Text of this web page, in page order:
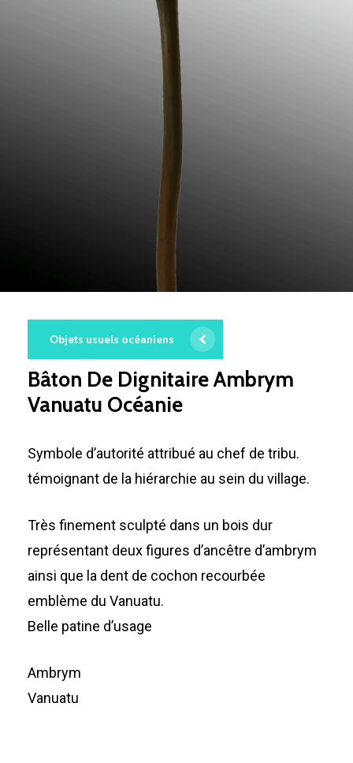
Objets usuels océaniens
Bâton De Dignitaire Ambrym
Vanuatu Océanie
Symbole d’autorité attribué au chef de tribu.
témoignant de la hiérarchie au sein du village.
Très finement sculpté dans un bois dur
représentant deux figures d’ancêtre d’ambrym
ainsi que la dent de cochon recourbée
emblème du Vanuatu.
Belle patine d’usage
Ambrym
Vanuatu